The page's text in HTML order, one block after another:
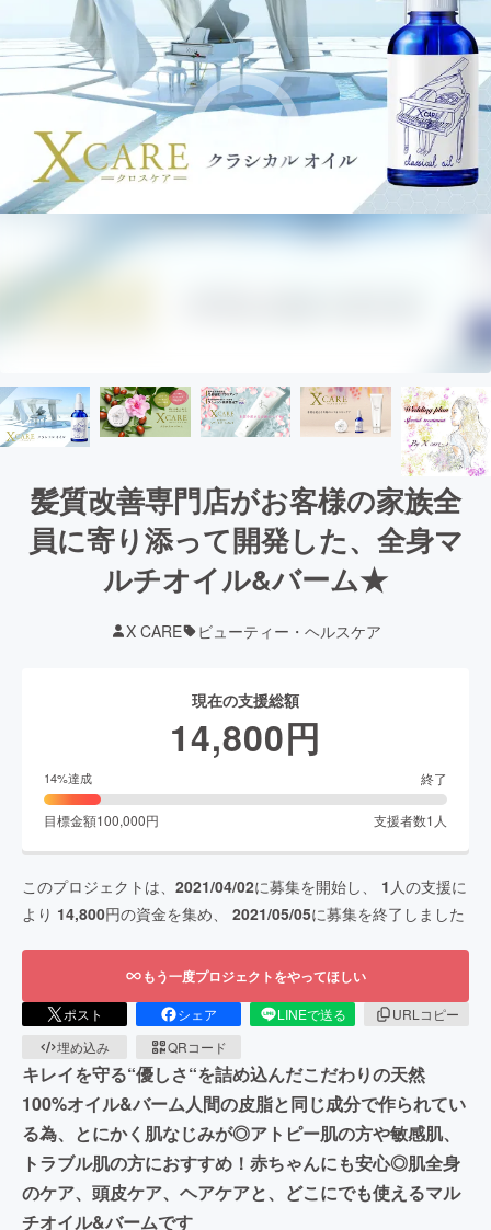
髪質改善専門店がお客様の家族全
員に寄り添って開発した、全身マ
ルチオイル&バーム★
X CARE ビューティー・ヘルスケア
現在の支援総額
14,800円
14%達成 終了
目標金額100,000円 支援者数1 人
このプロジェクトは、 2021/04/02に募集を開始し、 1 人の支援に
より 14,800円の資金を集め、 2021/05/05に募集を終了しました
もう一度プロジェクトをやってほしい
ポスト シェア LINEで送る
URLコピー
埋め込み
QRコード
キレイを守る“優しさ“を詰め込んだこだわりの天然
100%オイル&バーム人間の皮脂と同じ成分で作られてい
る為、とにかく肌なじみが◎アトピー肌の方や敏感肌、
トラブル肌の方におすすめ！赤ちゃんにも安心◎肌全身
のケア、頭皮ケア、ヘアケアと、どこにでも使えるマル
チオイル&バームです